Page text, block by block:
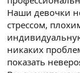
Наши девочки
стрессом,
никаких
показать